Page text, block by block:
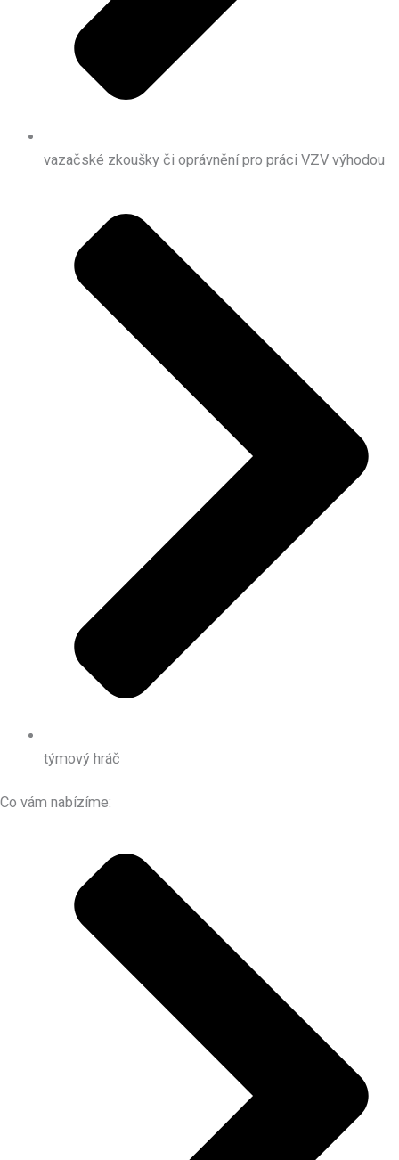
vazačské zkoušky či oprávnění pro práci VZV výhodou
týmový hráč
Co vám nabízíme: